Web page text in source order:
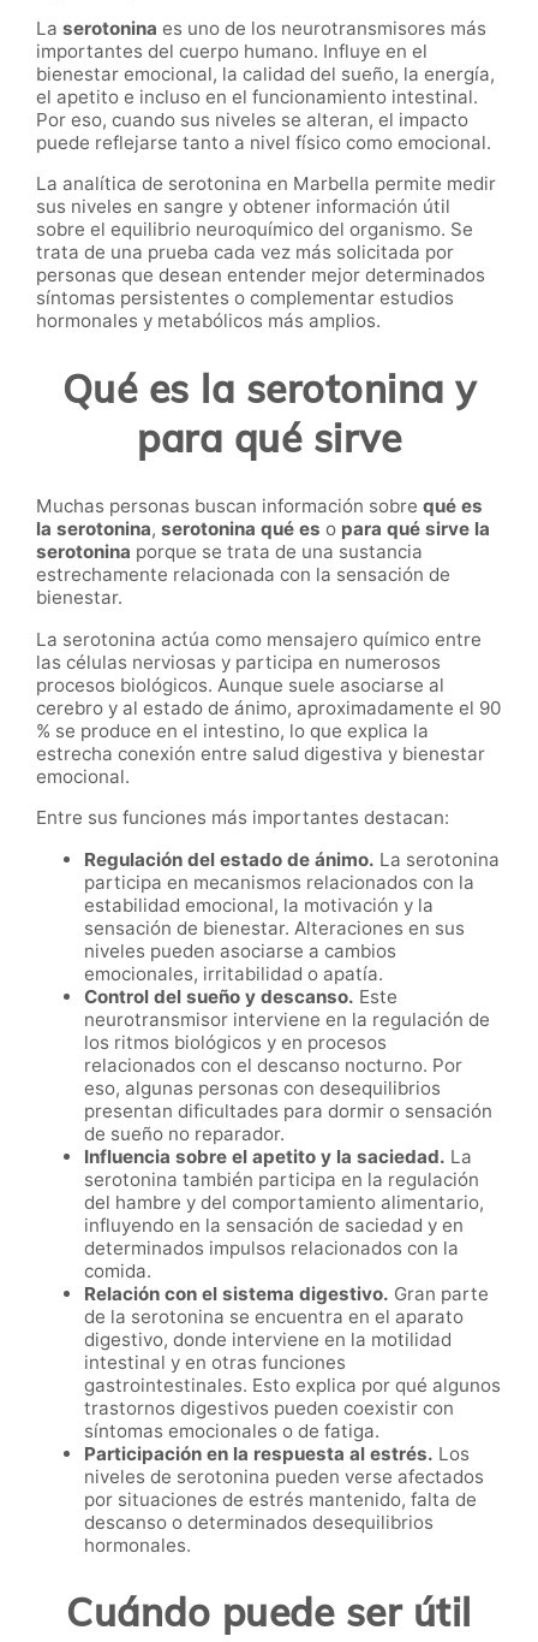
La serotonina es uno de los neurotransmisores más
importantes del cuerpo humano. Influye en el
bienestar emocional, la calidad del sueño, la energía,
el apetito e incluso en el funcionamiento intestinal.
Por eso, cuando sus niveles se alteran, el impacto
puede reflejarse tanto a nivel físico como emocional.
La analítica de serotonina en Marbella permite medir
sus niveles en sangre y obtener información útil
sobre el equilibrio neuroquímico del organismo. Se
trata de una prueba cada vez más solicitada por
personas que desean entender mejor determinados
síntomas persistentes o complementar estudios
hormonales y metabólicos más amplios.
Qué es la serotonina y
para qué sirve
Muchas personas buscan información sobre qué es
la serotonina, serotonina qué es o para qué sirve la
serotonina porque se trata de una sustancia
estrechamente relacionada con la sensación de
bienestar.
La serotonina actúa como mensajero químico entre
las células nerviosas y participa en numerosos
procesos biológicos. Aunque suele asociarse al
cerebro y al estado de ánimo, aproximadamente el 90
% se produce en el intestino, lo que explica la
estrecha conexión entre salud digestiva y bienestar
emocional.
Entre sus funciones más importantes destacan:
Regulación del estado de ánimo. La serotonina
participa en mecanismos relacionados con la
estabilidad emocional, la motivación y la
sensación de bienestar. Alteraciones en sus
niveles pueden asociarse a cambios
emocionales, irritabilidad o apatía.
Control del sueño y descanso. Este
neurotransmisor interviene en la regulación de
los ritmos biológicos y en procesos
relacionados con el descanso nocturno. Por
eso, algunas personas con desequilibrios
presentan dificultades para dormir o sensación
de sueño no reparador.
Influencia sobre el apetito y la saciedad. La
serotonina también participa en la regulación
del hambre y del comportamiento alimentario,
influyendo en la sensación de saciedad y en
determinados impulsos relacionados con la
comida.
Relación con el sistema digestivo. Gran parte
de la serotonina se encuentra en el aparato
digestivo, donde interviene en la motilidad
intestinal y en otras funciones
gastrointestinales. Esto explica por qué algunos
trastornos digestivos pueden coexistir con
síntomas emocionales o de fatiga.
Participación en la respuesta al estrés. Los
niveles de serotonina pueden verse afectados
por situaciones de estrés mantenido, falta de
descanso o determinados desequilibrios
hormonales.
Cuándo puede ser útil